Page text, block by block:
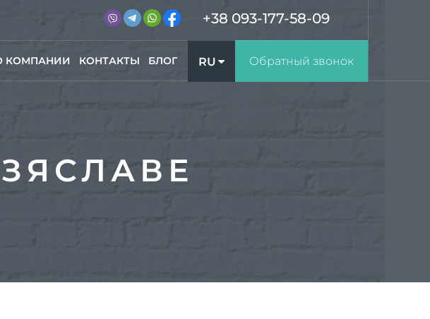
КОМПАНИИ КОНТАКТЫ БЛОГ RU Обратный звонок
+38 093-177-58-09